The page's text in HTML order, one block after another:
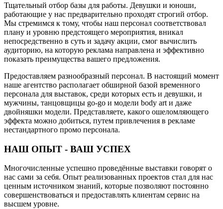
Тщательный отбор базы для работы. Девушки и юноши,
работающие у нас предварительно проходят строгий отбор.
Мы стремимся к тому, чтобы наш персонал соответствовал
плану и уровню предстоящего мероприятия, вникал
непосредственно в суть и задачу акции, смог вычислить
аудиторию, на которую реклама направлена и эффективно
показать преимущества вашего предложения.
Предоставляем разнообразный персонал. В настоящий момент
наше агентство располагает обширной базой временного
персонала для выставок, среди которых есть и девушки, и
мужчины, танцовщицы go-go и модели body art и даже
двойняшки модели. Представляете, какого ошеломляющего
эффекта можно добиться, путем привлечения в рекламе
нестандартного промо персонала.
НАШ ОПЫТ - ВАШ УСПЕХ
Многочисленные успешно проведённые выставки говорят о
нас сами за себя. Опыт реализованных проектов стал для нас
ценным источником знаний, которые позволяют постоянно
совершенствоваться и предоставлять клиентам сервис на
высшем уровне.